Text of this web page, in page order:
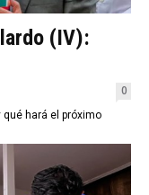
(IV):
0
hará el próximo